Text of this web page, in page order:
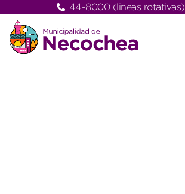
44-8000 (lineas rotativas)